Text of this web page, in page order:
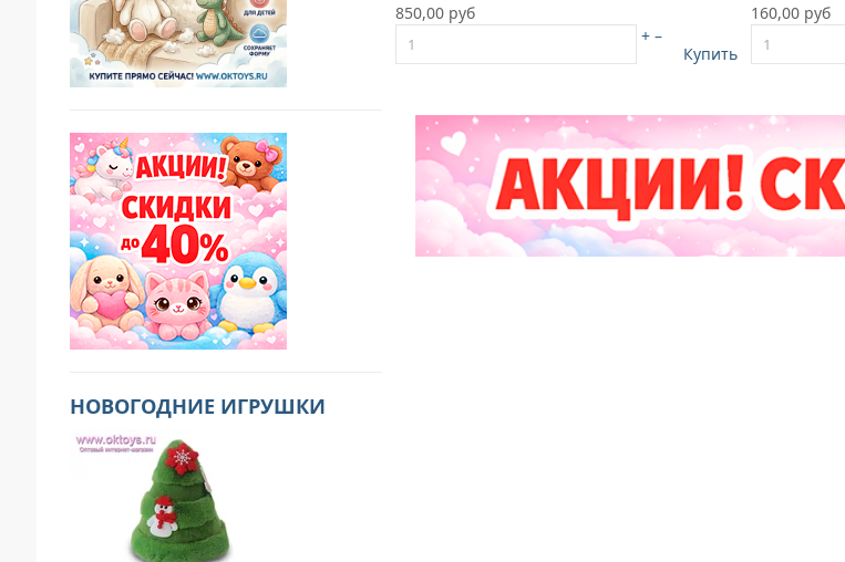
850,00 руб
+ –
Купить
160,00 руб
НОВОГОДНИЕ ИГРУШКИ